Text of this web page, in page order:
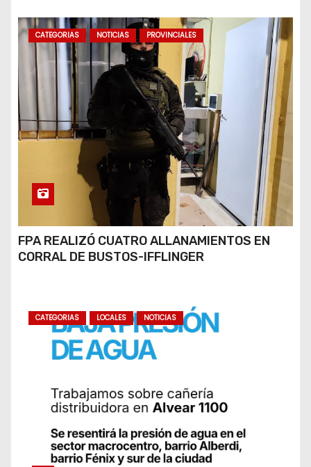
CATEGORIAS NOTICIAS PROVINCIALES
FPA REALIZÓ CUATRO ALLANAMIENTOS EN
CORRAL DE BUSTOS-IFFLINGER
CATEGORIAS LOCALES NOTICIAS